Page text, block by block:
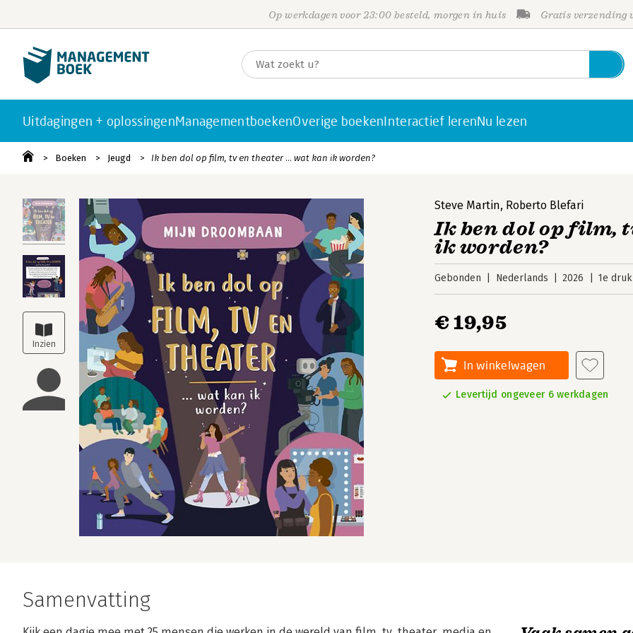
Op werkdagen voor 23:00 besteld, morgen in huis Gratis verzending
Uitdagingen + oplossingenManagementboekenOverige boekenInteractief lerenNu lezen
Boeken Jeugd Ik ben dol op film, tv en theater … wat kan ik worden?
Steve Martin, Roberto Blefari
Ik ben dol op film,
ik worden?
Gebonden Nederlands 2026 1e druk
€ 19,95
In winkelwagen
Levertijd ongeveer 6 werkdagen
Samenvatting